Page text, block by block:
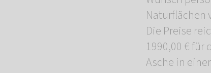
Naturflächen
Die Preise
1990,00 € für
Asche in